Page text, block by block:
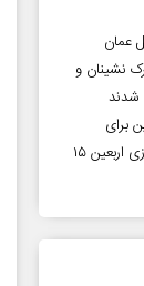
عمان
نشینان و
شدند
برای
بازگشت زائران | پایان خدمات مرزی اربعین ۱۵